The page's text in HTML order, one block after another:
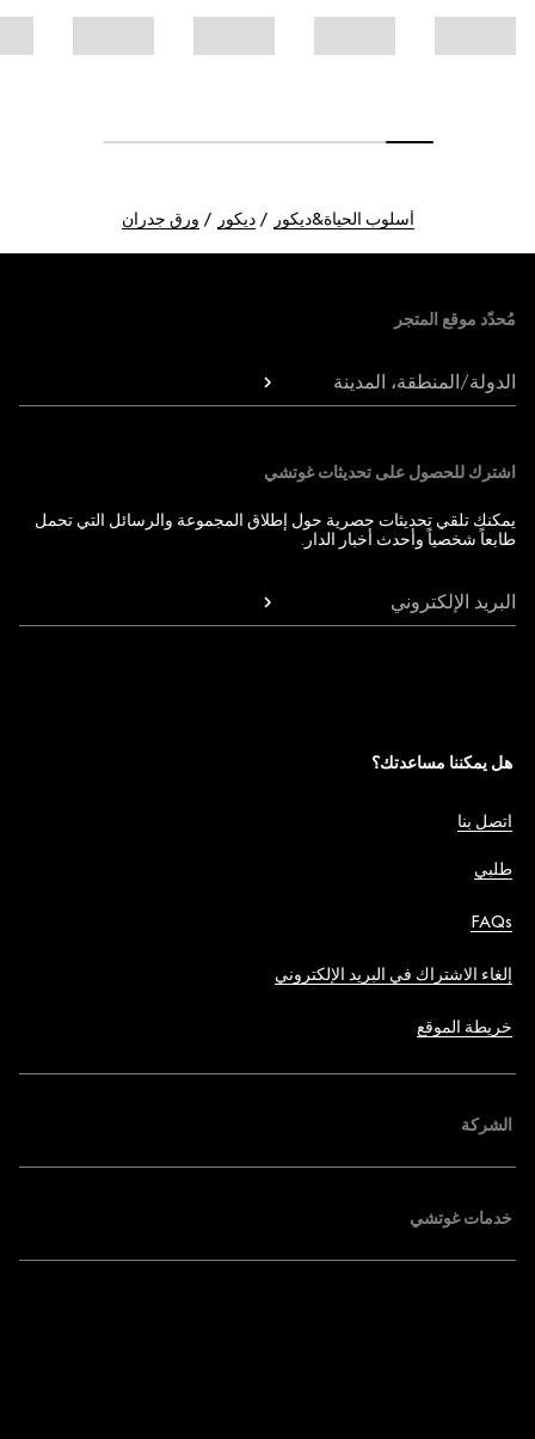
أسلوب الحياة&ديكور ديكور ورق جدران
مُحدّد موقع المتجر
الدولة/المنطقة، المدينة
اشترك للحصول على تحديثات غوتشي
يمكنك تلقي تحديثات حصرية حول إطلاق المجموعة والرسائل التي تحمل
طابعاً شخصياً وأحدث أخبار الدار.
البريد الإلكتروني
هل يمكننا مساعدتك؟
اتصل بنا
طلبي
FAQs
إلغاء الاشتراك في البريد الإلكتروني
خريطة الموقع
الشركة
خدمات غوتشي